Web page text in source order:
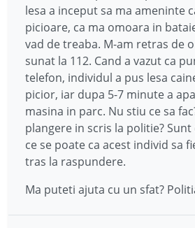
lesa a inceput sa ma ameninte
picioare, ca ma omoara in
vad de treaba. M-am retras de
sunat la 112. Cand a vazut ca
telefon, individul a pus lesa
picior, iar dupa 5-7 minute a
masina in parc. Nu stiu ce sa
plangere in scris la politie?
ce se poate ca acest individ sa
tras la raspundere.
Ma puteti ajuta cu un sfat?